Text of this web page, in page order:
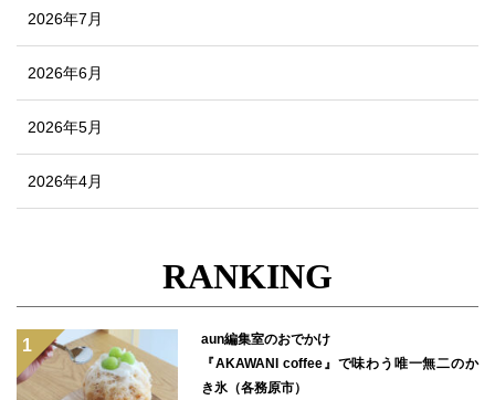
2026年7月
2026年6月
2026年5月
2026年4月
RANKING
aun編集室のおでかけ
『AKAWANI coffee』で味わう唯一無二のか
き氷（各務原市）